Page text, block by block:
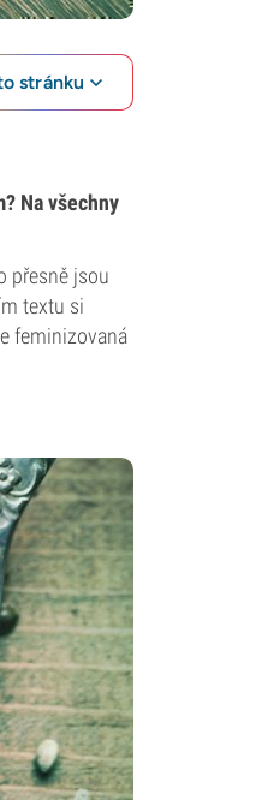
stránku
Na všechny
přesně jsou
textu si
feminizovaná